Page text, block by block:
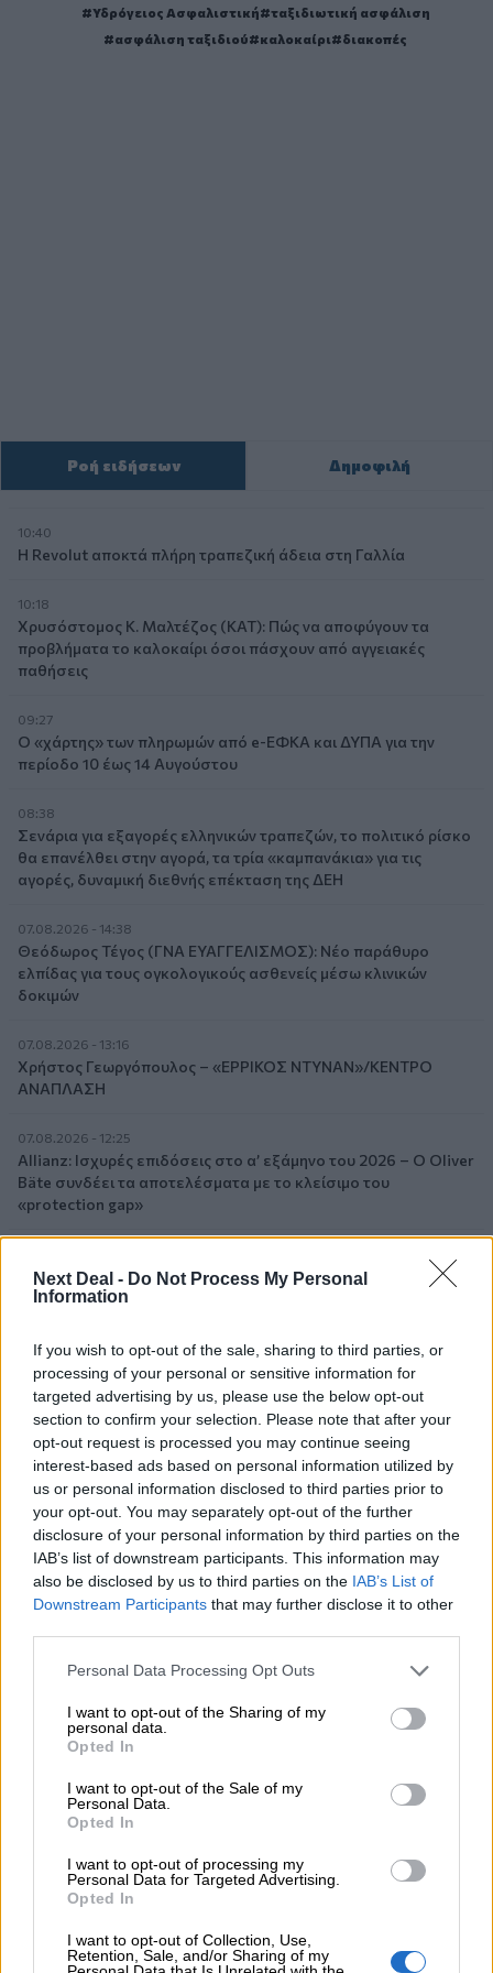
Next Deal - Do Not Process My Personal
Information
If you wish to opt-out of the sale, sharing to third parties, or
processing of your personal or sensitive information for
targeted advertising by us, please use the below opt-out
section to confirm your selection. Please note that after your
opt-out request is processed you may continue seeing
interest-based ads based on personal information utilized by
us or personal information disclosed to third parties prior to
your opt-out. You may separately opt-out of the further
disclosure of your personal information by third parties on the
IAB’s list of downstream participants. This information may
also be disclosed by us to third parties on the IAB’s List of
Downstream Participants that may further disclose it to other
Personal Data Processing Opt Outs
I want to opt-out of the Sharing of my
personal data.
Opted In
I want to opt-out of the Sale of my
Personal Data.
Opted In
I want to opt-out of processing my
Personal Data for Targeted Advertising.
Opted In
I want to opt-out of Collection, Use,
Retention, Sale, and/or Sharing of my
Υδρόγειος Ασφαλιστική
ταξιδιωτική ασφάλιση
ασφάλιση ταξιδιού
καλοκαίρι διακοπές
Ροή ειδήσεων Δημοφιλή
10:40
Η Revolut αποκτά πλήρη τραπεζική άδεια στη Γαλλία
10:18
Χρυσόστομος Κ. Μαλτέζος (ΚΑΤ): Πώς να αποφύγουν τα
προβλήματα το καλοκαίρι όσοι πάσχουν από αγγειακές
παθήσεις
09:27
Ο «χάρτης» των πληρωμών από e-ΕΦΚΑ και ΔΥΠΑ για την
περίοδο 10 έως 14 Αυγούστου
08:38
Σενάρια για εξαγορές ελληνικών τραπεζών, το πολιτικό ρίσκο
θα επανέλθει στην αγορά, τα τρία «καμπανάκια» για τις
αγορές, δυναμική διεθνής επέκταση της ΔΕΗ
07.08.2026 - 14:38
Θεόδωρος Τέγος (ΓΝΑ ΕΥΑΓΓΕΛΙΣΜΟΣ): Νέο παράθυρο
ελπίδας για τους ογκολογικούς ασθενείς μέσω κλινικών
δοκιμών
07.08.2026 - 13:16
Χρήστος Γεωργόπουλος – «ΕΡΡΙΚΟΣ ΝΤΥΝΑΝ»/ΚΕΝΤΡΟ
ΑΝΑΠΛΑΣΗ
07.08.2026 - 12:25
Allianz: Ισχυρές επιδόσεις στο α’ εξάμηνο του 2026 – Ο Oliver
Bäte συνδέει τα αποτελέσματα με το κλείσιμο του
«protection gap»
Οι αισθητήρες βλέπουν καλύτερα από τον άνθρωπο. Πάντα;
Generali: Αποτελέσματα Α' Εξαμήνου - Εξαιρετική ανάπτυξη
στα Λειτουργικά και Προσαρμοσμένα Καθαρά Αποτελέσματα
με συμβολή από όλες τις επιχειρηματικές δραστηριότητες
07.08.2026 - 10:28
Ομαδικά Ασφαλιστικά προϊόντα Επαγγελματικής
Συνταξιοδότησης: Νέο πεδίο ανάπτυξης για ασφαλιστικές και
ασφαλιστές
07.08.2026 - 09:23
CrediaBank: Οικονομικά Αποτελέσματα A’ Εξαμήνου 2026 -
Υψηλοί ρυθμοί ανάπτυξης και νέα ρεκόρ επιδόσεων
Στόχος για νέα δάνεια 15 δισ. το 2026, η «ακτινογραφία» της
Metlen, μεγαλώνει ταχύτατα η CrediaBank
10.000 φορές η διεθνής επιστημονική κοινότητα παρέπεμψε
στο έργο του – Ποιος είναι ο Έλληνας χειρουργός Χρήστος
Κοντοβουνήσιος
06.08.2026
Μιχάλης Τάτσης, Insurance & Healthcare Analyst, διευθυντής